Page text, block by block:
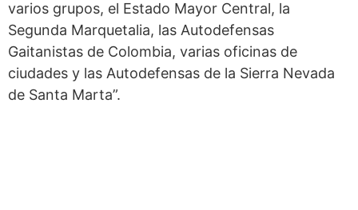
varios grupos, el Estado Mayor Central, la
Segunda Marquetalia, las Autodefensas
Gaitanistas de Colombia, varias oficinas de
ciudades y las Autodefensas de la Sierra Nevada
de Santa Marta”.